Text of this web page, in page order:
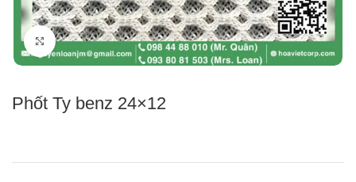
Click to enlarge
Phốt Ty benz 24×12